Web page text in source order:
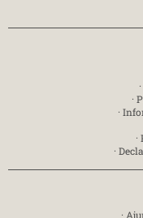
·
·
·
·
·
·